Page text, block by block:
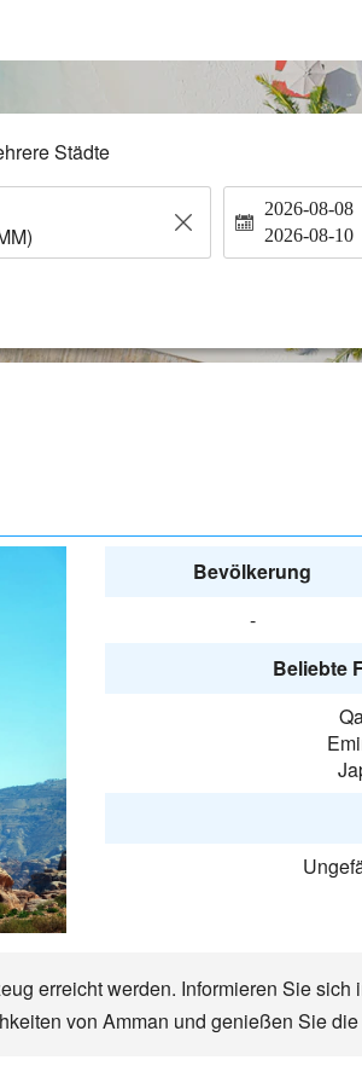
Städte
2026-08-08
2026-08-10
Bevölkerung
-
Beliebte
erreicht werden. Informieren Sie
von Amman und genießen Sie